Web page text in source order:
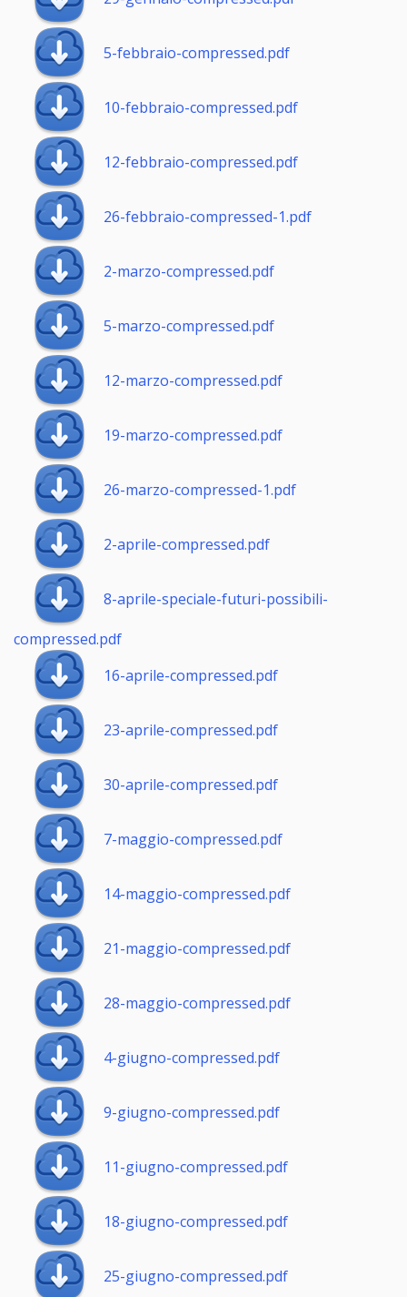
5-febbraio-compressed.pdf
10-febbraio-compressed.pdf
12-febbraio-compressed.pdf
26-febbraio-compressed-1.pdf
2-marzo-compressed.pdf
5-marzo-compressed.pdf
12-marzo-compressed.pdf
19-marzo-compressed.pdf
26-marzo-compressed-1.pdf
2-aprile-compressed.pdf
8-aprile-speciale-futuri-possibili-
compressed.pdf
16-aprile-compressed.pdf
23-aprile-compressed.pdf
30-aprile-compressed.pdf
7-maggio-compressed.pdf
14-maggio-compressed.pdf
21-maggio-compressed.pdf
28-maggio-compressed.pdf
4-giugno-compressed.pdf
9-giugno-compressed.pdf
11-giugno-compressed.pdf
18-giugno-compressed.pdf
25-giugno-compressed.pdf